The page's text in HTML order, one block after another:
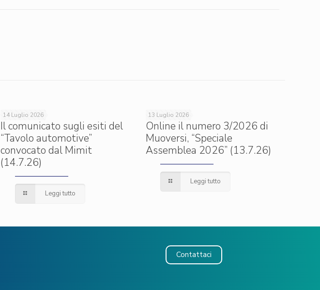
14 Luglio 2026
Il comunicato sugli esiti del
“Tavolo automotive”
convocato dal Mimit
(14.7.26)
Leggi tutto
13 Luglio 2026
Online il numero 3/2026 di
Muoversi, “Speciale
Assemblea 2026” (13.7.26)
Leggi tutto
Contattaci